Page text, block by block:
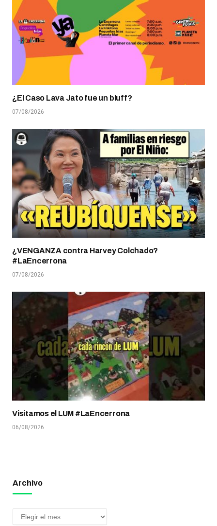
¿El Caso Lava Jato fue un bluff?
07/08/2026
¿VENGANZA contra Harvey Colchado?
#LaEncerrona
07/08/2026
Visitamos el LUM #LaEncerrona
06/08/2026
Archivo